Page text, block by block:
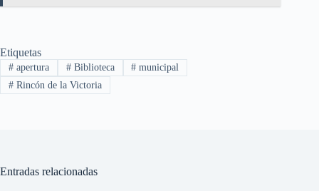
Etiquetas
#apertura #Biblioteca # municipal
#Rincón de la Victoria
Entradas relacionadas